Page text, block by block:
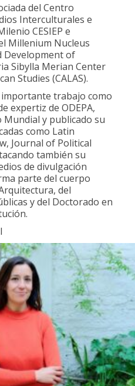
del Centro
Interculturales e
CESIEP e
Millenium Nucleus
of
Sibylla Merian Center
Studies (CALAS).
trabajo como
expertiz de ODEPA,
Mundial y publicado su
como Latin
Journal of Political
también su
de divulgación
parte del cuerpo
del
y del Doctorado en